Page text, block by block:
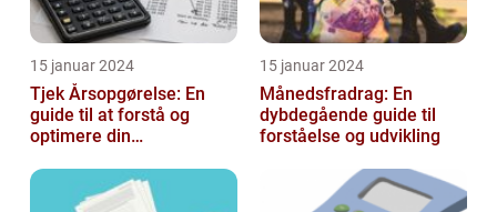
15 januar 2024
Tjek Årsopgørelse: En
guide til at forstå og
optimere din
15 januar 2024
Månedsfradrag: En
dybdegående guide til
forståelse og udvikling